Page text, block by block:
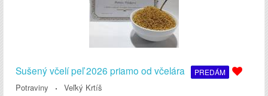
Sušený včelí peľ 2026 priamo od včelára PREDÁM
Potraviny
Veľký Krtíš